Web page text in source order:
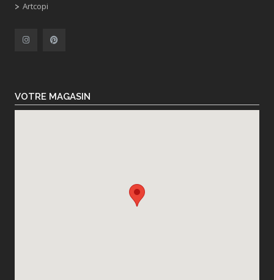
Artcopi
VOTRE MAGASIN